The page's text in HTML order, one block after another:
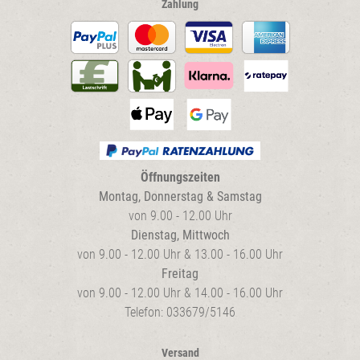
Zahlung
Öffnungszeiten
Montag, Donnerstag & Samstag
von 9.00 - 12.00 Uhr
Dienstag, Mittwoch
von 9.00 - 12.00 Uhr & 13.00 - 16.00 Uhr
Freitag
von 9.00 - 12.00 Uhr & 14.00 - 16.00 Uhr
Telefon: 033679/5146
Versand